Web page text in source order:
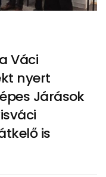
Váci
nyert
Járások
is